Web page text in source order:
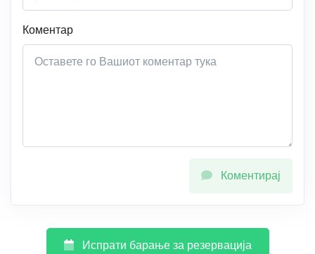
Коментар
Коментирај
Испрати барање за резервација